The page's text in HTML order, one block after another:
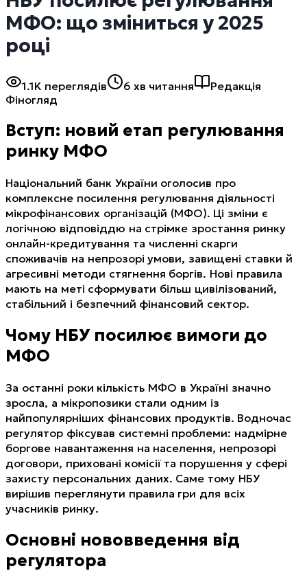
МФО: що зміниться у 2025
році
1.1K переглядів 6 хв читання
Редакція
Фіногляд
Вступ: новий етап регулювання
ринку МФО
Національний банк України оголосив про
комплексне посилення регулювання діяльності
мікрофінансових організацій (МФО). Ці зміни є
логічною відповіддю на стрімке зростання ринку
онлайн-кредитування та численні скарги
споживачів на непрозорі умови, завищені ставки й
агресивні методи стягнення боргів. Нові правила
мають на меті сформувати більш цивілізований,
стабільний і безпечний фінансовий сектор.
Чому НБУ посилює вимоги до
МФО
За останні роки кількість МФО в Україні значно
зросла, а мікропозики стали одним із
найпопулярніших фінансових продуктів. Водночас
регулятор фіксував системні проблеми: надмірне
боргове навантаження на населення, непрозорі
договори, приховані комісії та порушення у сфері
захисту персональних даних. Саме тому НБУ
вирішив переглянути правила гри для всіх
учасників ринку.
Основні нововведення від
регулятора